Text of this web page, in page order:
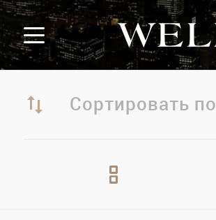
Сортировать по